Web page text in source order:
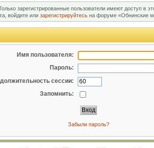
зарегистрированные пользователи имеют доступ в
войдите или зарегистрируйтесь на форуме «Обнинские
Имя пользователя:
Пароль:
сессии:
Запомнить:
Забыли пароль?